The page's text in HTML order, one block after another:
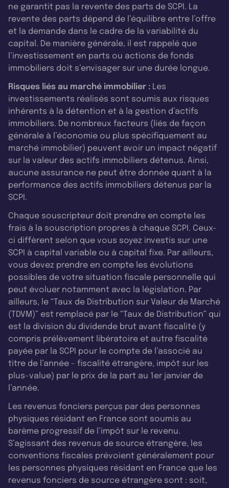
ne garantit pas la revente des parts de SCPI. La
revente des parts dépend de l’équilibre entre l’offre
et la demande dans le cadre de la variabilité du
capital. De manière générale, il est rappelé que
l’investissement en parts ou actions de fonds
immobiliers doit s’envisager sur une durée longue.
Risques liés au marché immobilier : Les
investissements réalisés sont soumis aux risques
inhérents à la détention et à la gestion d’actifs
immobiliers. De nombreux facteurs (liés de façon
générale à l’économie ou plus spécifiquement au
marché immobilier) peuvent avoir un impact négatif
sur la valeur des actifs immobiliers détenus. Ainsi,
aucune assurance ne peut être donnée quant à la
performance des actifs immobiliers détenus par la
SCPI.
Chaque souscripteur doit prendre en compte les
frais à la souscription propres à chaque SCPI. Ceux-
ci diffèrent selon que vous soyez investis sur une
SCPI à capital variable ou à capital fixe. Par ailleurs,
vous devez prendre en compte les évolutions
possibles de votre situation fiscale personnelle qui
peut évoluer notamment avec la législation. Par
ailleurs, le “Taux de Distribution sur Valeur de Marché
(TDVM)” est remplacé par le “Taux de Distribution” qui
est la division du dividende brut avant fiscalité (y
compris prélèvement libératoire et autre fiscalité
payée par la SCPI pour le compte de l’associé au
titre de l’année - fiscalité étrangère, impôt sur les
plus-value) par le prix de la part au 1er janvier de
l’année.
Les revenus fonciers perçus par des personnes
physiques résidant en France sont soumis au
barème progressif de l’impôt sur le revenu.
S’agissant des revenus de source étrangère, les
conventions fiscales prévoient généralement pour
les personnes physiques résidant en France que les
revenus fonciers de source étrangère sont : soit,